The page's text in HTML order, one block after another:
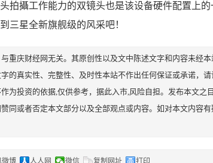
拍攝工作能力的双镜头也是该设备硬件配置上的
三星全新旗舰级的风采吧！
重庆财经网无关。其原创性以及文中陈述文字和内容未经本
的真实性、完整性、及时性本站不作出任何保证或承诺，请
为投资的依据,仅供参考，据此入市,风险自担。发布本文之
同或者否定本文部分以及全部观点或内容。如对本文内容有
微博 人人网 微信 复制网址 打印